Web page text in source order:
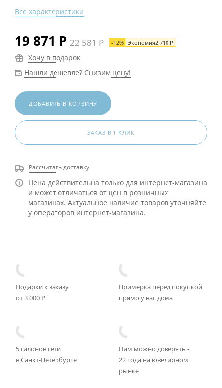
Все характеристики
19 871 Р 22 581Р -12% Экономия2 710 Р
Хочу в подарок
Нашли дешевле? Снизим цену!
ДОБАВИТЬ В КОРЗИНУ
ЗАКАЗ В 1 КЛИК
Рассчитать доставку
Цена действительна только для интернет-магазина
и может отличаться от цен в розничных
магазинах. Актуальное наличие товаров уточняйте
у операторов интернет-магазина.
Подарки к заказу
от 3 000 ₽
Примерка перед покупкой
прямо у вас дома
5 салонов сети
в Санкт-Петербурге
Нам можно доверять -
22 года на ювелирном
рынке